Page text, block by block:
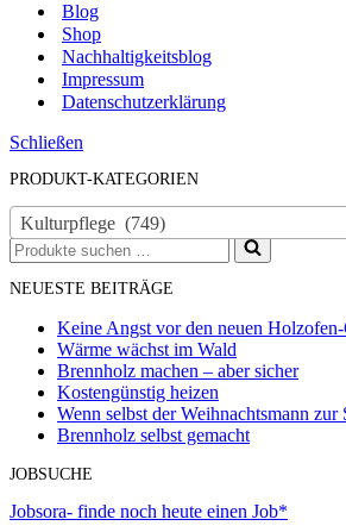
Blog
Shop
Nachhaltigkeitsblog
Impressum
Datenschutzerklärung
Schließen
PRODUKT-KATEGORIEN
Kulturpflege (749)
Suchen
nach …
NEUESTE BEITRÄGE
Keine Angst vor den neuen
Wärme wächst im Wald
Brennholz machen – aber sicher
Kostengünstig heizen
Wenn selbst der Weihnachtsmann zur
Brennholz selbst gemacht
JOBSUCHE
Jobsora- finde noch heute einen Job*